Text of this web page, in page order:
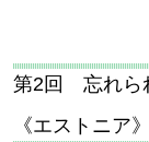
第2回 忘れら
《エストニア》